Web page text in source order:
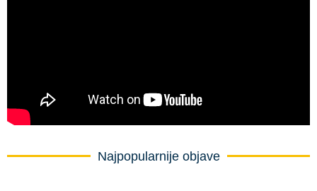
Najpopularnije objave